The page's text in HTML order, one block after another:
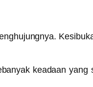
keadaan